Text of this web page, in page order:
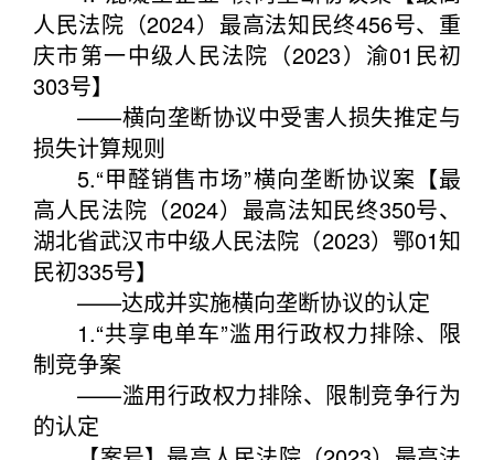
人民法院（2024）最高法知民终456号、重
庆市第一中级人民法院（2023）渝01民初
303号】
——横向垄断协议中受害人损失推定与
损失计算规则
5.“甲醛销售市场”横向垄断协议案【最
高人民法院（2024）最高法知民终350号、
湖北省武汉市中级人民法院（2023）鄂01知
民初335号】
——达成并实施横向垄断协议的认定
1.“共享电单车”滥用行政权力排除、限
制竞争案
——滥用行政权力排除、限制竞争行为
的认定